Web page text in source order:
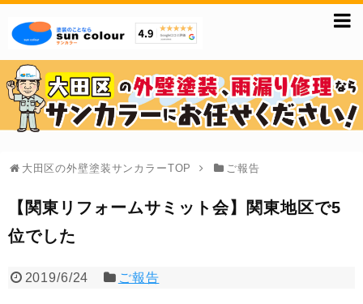
大田区の外壁塗装サンカラーTOP ご報告
【関東リフォームサミット会】関東地区で5
位でした
2019/6/24 ご報告